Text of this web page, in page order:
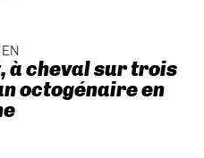
à cheval sur trois
octogénaire en